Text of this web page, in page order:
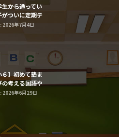
生から通ってい
がついに定期テ
最高得点だ
2026年7月4日
６】初めて塾ま
の考える国語や
算数に触れる
2026年6月29日